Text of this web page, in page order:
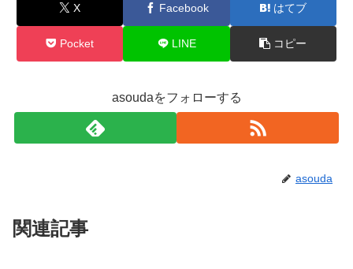
X Facebook はてブ
Pocket LINE コピー
asoudaをフォローする
asouda
関連記事